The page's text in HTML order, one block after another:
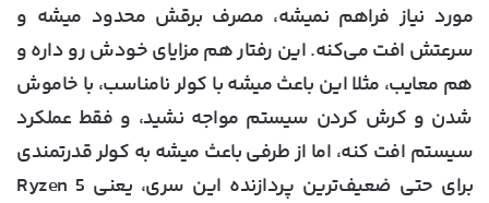
مورد نیاز فراهم نمیشه، مصرف برقش محدود میشه و
سرعتش افت می‌کنه. این رفتار هم مزایای خودش رو داره و
هم معایب، مثلا این باعث میشه با کولر نامناسب، با خاموش
شدن و کرش کردن سیستم مواجه نشید، و فقط عملکرد
سیستم افت کنه، اما از طرفی باعث میشه به کولر قدرتمندی
برای حتی ضعیف‌ترین پردازنده این سری، یعنی Ryzen 5